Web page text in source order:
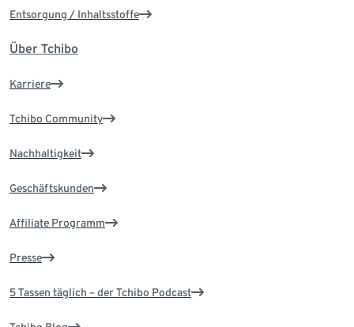
Entsorgung / Inhaltsstoffe
Über Tchibo
Karriere
Tchibo Community
Nachhaltigkeit
Geschäftskunden
Affiliate Programm
Presse
5 Tassen täglich – der Tchibo Podcast